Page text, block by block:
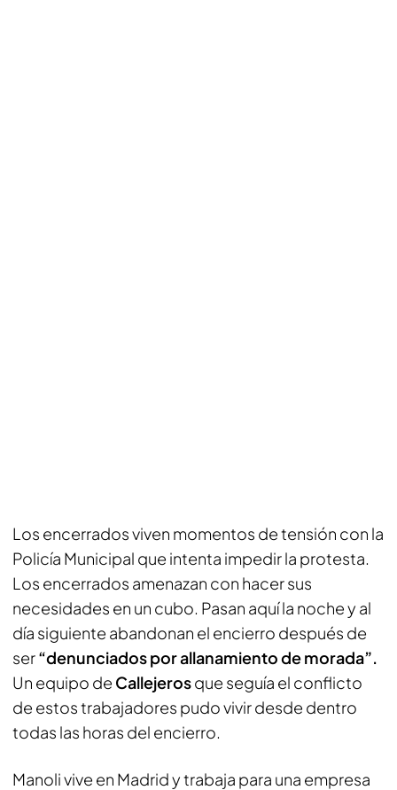
Los encerrados viven momentos de tensión con la
Policía Municipal que intenta impedir la protesta.
Los encerrados amenazan con hacer sus
necesidades en un cubo. Pasan aquí la noche y al
día siguiente abandonan el encierro después de
ser“denunciados por allanamiento de morada”.
Un equipo de Callejerosque seguía el conflicto
de estos trabajadores pudo vivir desde dentro
todas las horas del encierro.
Manoli vive en Madrid y trabaja para una empresa